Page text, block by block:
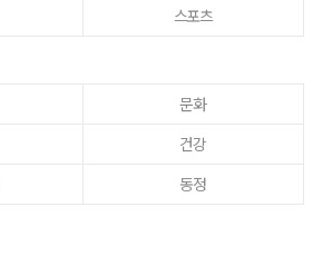
스포츠
문화
건강
동정